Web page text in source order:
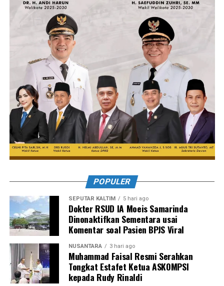
POPULER
SEPUTAR KALTIM 5 hari ago
Dokter RSUD IA Moeis Samarinda
Dinonaktifkan Sementara usai
Komentar soal Pasien BPJS Viral
NUSANTARA 3 hari ago
Muhammad Faisal Resmi Serahkan
Tongkat Estafet Ketua ASKOMPSI
kepada Rudy Rinaldi